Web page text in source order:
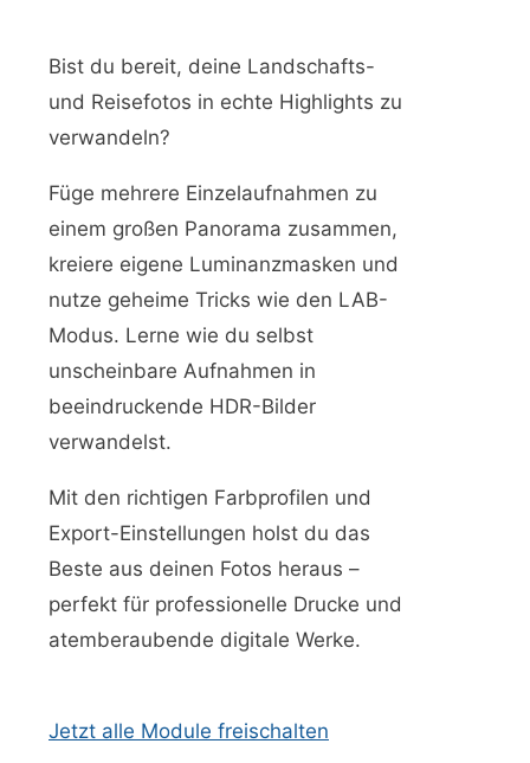
Bist du bereit, deine Landschafts-
und Reisefotos in echte Highlights zu
verwandeln?
Füge mehrere Einzelaufnahmen zu
einem großen Panorama zusammen,
kreiere eigene Luminanzmasken und
nutze geheime Tricks wie den LAB-
Modus. Lerne wie du selbst
unscheinbare Aufnahmen in
beeindruckende HDR-Bilder
verwandelst.
Mit den richtigen Farbprofilen und
Export-Einstellungen holst du das
Beste aus deinen Fotos heraus –
perfekt für professionelle Drucke und
atemberaubende digitale Werke.
Jetzt alle Module freischalten